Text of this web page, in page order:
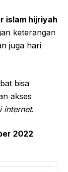
islam hijriyah
keterangan
juga hari
bisa
akses
internet.
2022